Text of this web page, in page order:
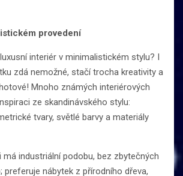
provedení
interiér v minimalistickém stylu? I
zdá nemožné, stačí trocha kreativity a
hotové! Mnoho známých interiérových
ze skandinávského stylu:
tvary, světlé barvy a materiály
industriální podobu, bez zbytečných
preferuje nábytek z přírodního dřeva,